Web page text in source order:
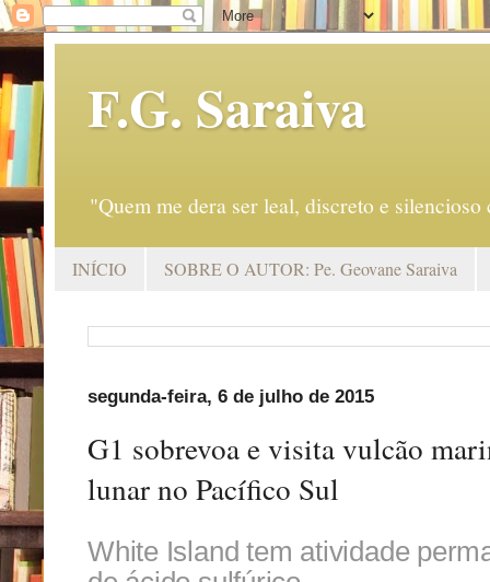
F.G. Saraiva
"Quem me dera ser leal, discreto e
INÍCIO SOBRE O AUTOR: Pe. Geovane Saraiva
segunda-feira, 6 de julho de 2015
G1 sobrevoa e visita vulcão
lunar no Pacífico Sul
White Island tem atividade